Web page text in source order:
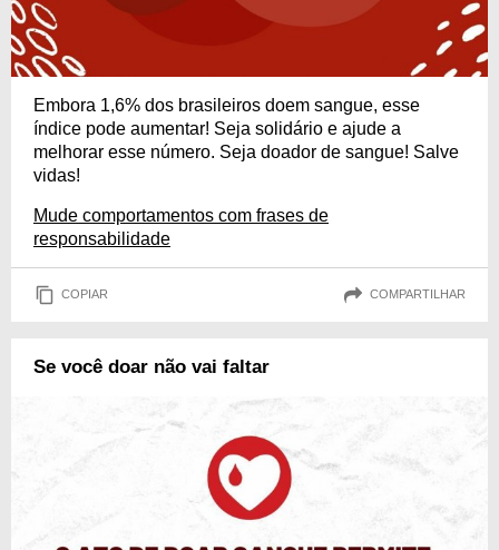
Embora 1,6% dos brasileiros doem sangue, esse
índice pode aumentar! Seja solidário e ajude a
melhorar esse número. Seja doador de sangue! Salve
vidas!
Mude comportamentos com frases de
responsabilidade
COPIAR COMPARTILHAR
Se você doar não vai faltar